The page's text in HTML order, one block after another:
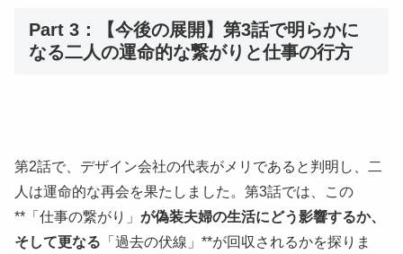
Part 3：【今後の展開】第3話で明らかに
なる二人の運命的な繋がりと仕事の行方
第2話で、デザイン会社の代表がメリであると判明し、二
人は運命的な再会を果たしました。第3話では、この
**「仕事の繋がり」 が偽装夫婦の生活にどう影響するか、
そして更なる 「過去の伏線」**が回収されるかを探りま